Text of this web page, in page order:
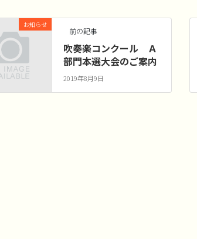
お知らせ
前の記事
吹奏楽コンクール Ａ
部門本選大会のご案内
2019年8月9日